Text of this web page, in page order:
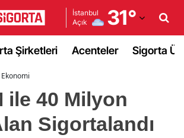
İstanbul
Açık
31°
Adana
Ağrı
Amasya
Şirketleri Acenteler Sigorta
Ekonomi
ile 40 Milyon
Sigortalandı